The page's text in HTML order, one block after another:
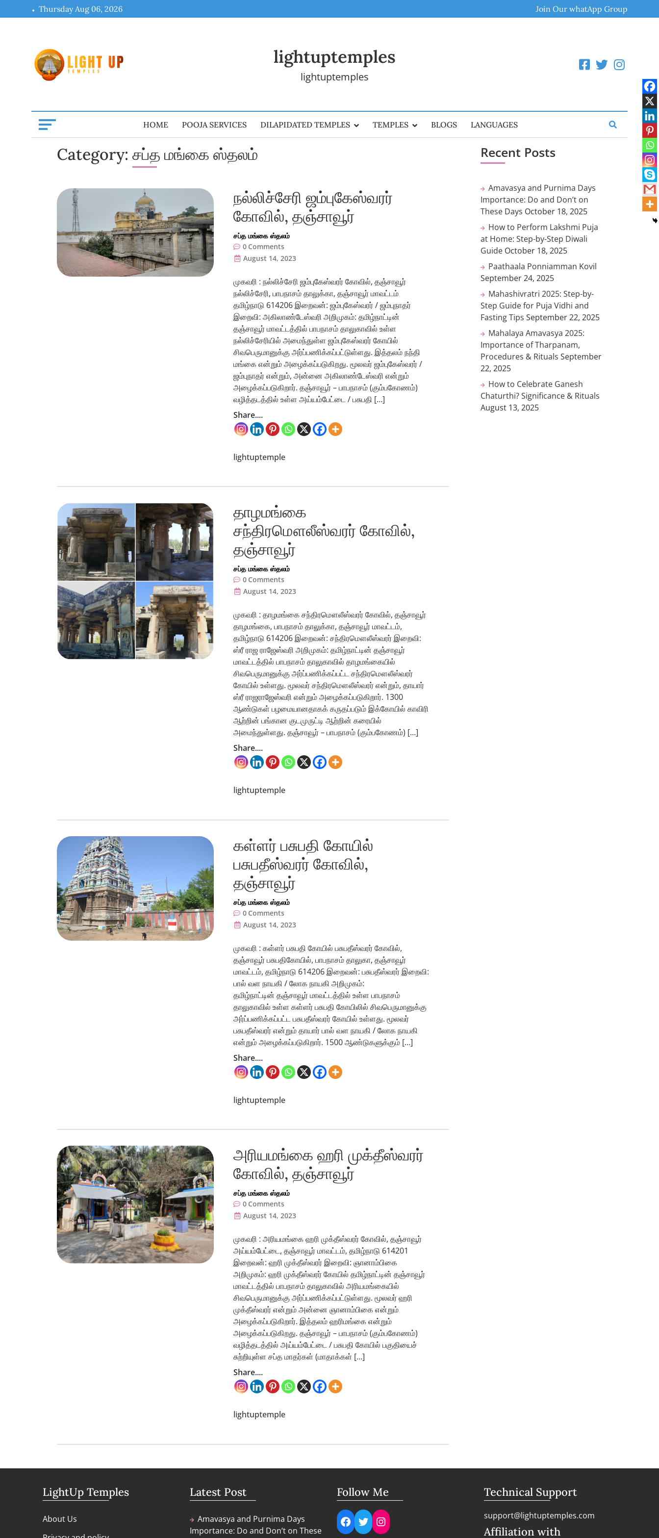
to
Thursday Aug 06, 2026 Join Our whatApp Group
lightuptemples
lightuptemples
HOME POOJA SERVICES DILAPIDATED TEMPLES TEMPLES BLOGS LANGUAGES
Category: சப்த மங்கை ஸ்தலம்
நல்லிச்சேரி ஜம்புகேஸ்வரர்
கோவில், தஞ்சாவூர்
சப்த மங்கை ஸ்தலம்
0 Comments
August 14, 2023
முகவரி : நல்லிச்சேரி ஜம்புகேஸ்வரர் கோவில், தஞ்சாவூர்
நல்லிச்சேரி, பாபநாசம் தாலுக்கா, தஞ்சாவூர் மாவட்டம்
தமிழ்நாடு 614206 இறைவன்: ஜம்புகேஸ்வரர் / ஜம்புநாதர்
இறைவி: அகிலாண்டேஸ்வரி அறிமுகம்: தமிழ்நாட்டின்
தஞ்சாவூர் மாவட்டத்தில் பாபநாசம் தாலுகாவில் உள்ள
நல்லிச்சேரியில் அமைந்துள்ள ஜம்புகேஸ்வரர் கோயில்
சிவபெருமானுக்கு அர்ப்பணிக்கப்பட்டுள்ளது. இத்தலம் நந்தி
மங்கை என்றும் அழைக்கப்படுகிறது. மூலவர் ஜம்புகேஸ்வரர் /
ஜம்புநாதர் என்றும், அன்னை அகிலாண்டேஸ்வரி என்றும்
அழைக்கப்படுகிறார். தஞ்சாவூர் – பாபநாசம் (கும்பகோணம்)
வழித்தடத்தில் உள்ள அய்யம்பேட்டை / பசுபதி […]
Share....
lightuptemple
தாழமங்கை
சந்திரமௌலீஸ்வரர் கோவில்,
தஞ்சாவூர்
சப்த மங்கை ஸ்தலம்
0 Comments
August 14, 2023
முகவரி : தாழமங்கை சந்திரமௌலீஸ்வரர் கோவில், தஞ்சாவூர்
தாழமங்கை, பாபநாசம் தாலுக்கா, தஞ்சாவூர் மாவட்டம்,
தமிழ்நாடு 614206 இறைவன்: சந்திரமௌலீஸ்வரர் இறைவி:
ஸ்ரீ ராஜ ராஜேஸ்வரி அறிமுகம்: தமிழ்நாட்டின் தஞ்சாவூர்
மாவட்டத்தில் பாபநாசம் தாலுகாவில் தாழமங்கையில்
சிவபெருமானுக்கு அர்ப்பணிக்கப்பட்ட சந்திரமௌலீஸ்வரர்
கோயில் உள்ளது. மூலவர் சந்திரமௌலீஸ்வரர் என்றும், தாயார்
ஸ்ரீ ராஜராஜேஸ்வரி என்றும் அழைக்கப்படுகிறார். 1300
ஆண்டுகள் பழமையானதாகக் கருதப்படும் இக்கோயில் காவிரி
ஆற்றின் பங்கான குடமுருட்டி ஆற்றின் கரையில்
அமைந்துள்ளது. தஞ்சாவூர் – பாபநாசம் (கும்பகோணம்) […]
Share....
lightuptemple
கள்ளர் பசுபதி கோயில்
பசுபதீஸ்வரர் கோவில்,
தஞ்சாவூர்
சப்த மங்கை ஸ்தலம்
0 Comments
August 14, 2023
முகவரி : கள்ளர் பசுபதி கோயில் பசுபதீஸ்வரர் கோவில்,
தஞ்சாவூர் பசுபதிகோயில், பாபநாசம் தாலுகா, தஞ்சாவூர்
மாவட்டம், தமிழ்நாடு 614206 இறைவன்: பசுபதீஸ்வரர் இறைவி:
பால் வள நாயகி / லோக நாயகி அறிமுகம்:
தமிழ்நாட்டின் தஞ்சாவூர் மாவட்டத்தில் உள்ள பாபநாசம்
தாலுகாவில் உள்ள கள்ளர் பசுபதி கோயிலில் சிவபெருமானுக்கு
அர்ப்பணிக்கப்பட்ட பசுபதீஸ்வரர் கோயில் உள்ளது. மூலவர்
பசுபதீஸ்வரர் என்றும் தாயார் பால் வள நாயகி / லோக நாயகி
என்றும் அழைக்கப்படுகிறார். 1500 ஆண்டுகளுக்கும் […]
Share....
lightuptemple
அரியமங்கை ஹரி முக்தீஸ்வரர்
கோவில், தஞ்சாவூர்
சப்த மங்கை ஸ்தலம்
0 Comments
August 14, 2023
முகவரி : அரியமங்கை ஹரி முக்தீஸ்வரர் கோவில், தஞ்சாவூர்
அய்யம்பேட்டை, தஞ்சாவூர் மாவட்டம், தமிழ்நாடு 614201
இறைவன்: ஹரி முக்தீஸ்வரர் இறைவி: ஞானாம்பிகை
அறிமுகம்: ஹரி முக்தீஸ்வரர் கோயில் தமிழ்நாட்டின் தஞ்சாவூர்
மாவட்டத்தில் பாபநாசம் தாலுகாவில் அரியமங்கையில்
சிவபெருமானுக்கு அர்ப்பணிக்கப்பட்டுள்ளது. மூலவர் ஹரி
முக்தீஸ்வரர் என்றும் அன்னை ஞானாம்பிகை என்றும்
அழைக்கப்படுகிறார். இத்தலம் ஹரிமங்கை என்றும்
அழைக்கப்படுகிறது. தஞ்சாவூர் – பாபநாசம் (கும்பகோணம்)
வழித்தடத்தில் அய்யம்பேட்டை / பசுபதி கோயில் பகுதியைச்
சுற்றியுள்ள சப்த மாதர்கள் (மாதாக்கள் […]
Share....
lightuptemple
Recent Posts
Amavasya and Purnima Days
Importance: Do and Don’t on
These Days October 18, 2025
How to Perform Lakshmi Puja
at Home: Step-by-Step Diwali
Guide October 18, 2025
Paathaala Ponniamman Kovil
September 24, 2025
Mahashivratri 2025: Step-by-
Step Guide for Puja Vidhi and
Fasting Tips September 22, 2025
Mahalaya Amavasya 2025:
Importance of Tharpanam,
Procedures & Rituals September
22, 2025
How to Celebrate Ganesh
Chaturthi? Significance & Rituals
August 13, 2025
LightUp Temples
About Us
Latest Post
Amavasya and Purnima Days
Importance: Do and Don’t on These
Follow Me
Facebook
TwitterInstagram
Technical Support
support@lightuptemples.com
Affiliation with